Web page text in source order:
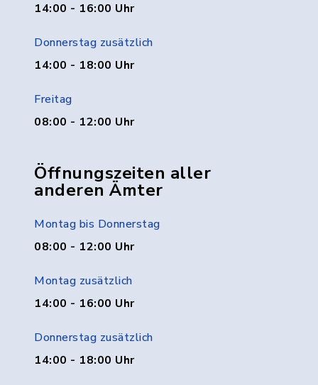
14:00 - 16:00 Uhr
Donnerstag zusätzlich
14:00 - 18:00 Uhr
Freitag
08:00 - 12:00 Uhr
Öffnungszeiten aller
anderen Ämter
Montag bis Donnerstag
08:00 - 12:00 Uhr
Montag zusätzlich
14:00 - 16:00 Uhr
Donnerstag zusätzlich
14:00 - 18:00 Uhr